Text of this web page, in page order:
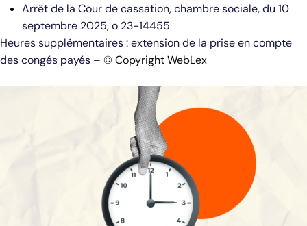
Arrêt de la Cour de cassation, chambre sociale, du 10
septembre 2025, o 23-14455
Heures supplémentaires : extension de la prise en compte
des congés payés – © Copyright WebLex